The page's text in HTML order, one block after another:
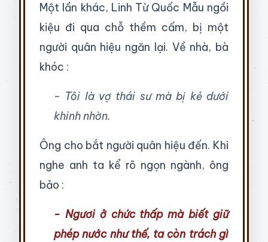
Một lần khác, Linh Từ Quốc Mẫu ngồi
kiệu đi qua chỗ thềm cấm, bị một
người quân hiệu ngăn lại. Về nhà, bà
khóc :
- Tôi là vợ thái sư mà bị kẻ dưới
khinh nhờn.
Ông cho bắt người quân hiệu đến. Khi
nghe anh ta kể rõ ngọn ngành, ông
bảo :
- Ngươi ở chức thấp mà biết giữ
phép nước như thế, ta còn trách gì